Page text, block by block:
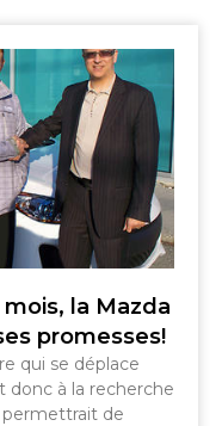
la Mazda
promesses!
qui se déplace
donc à la recherche
permettrait de